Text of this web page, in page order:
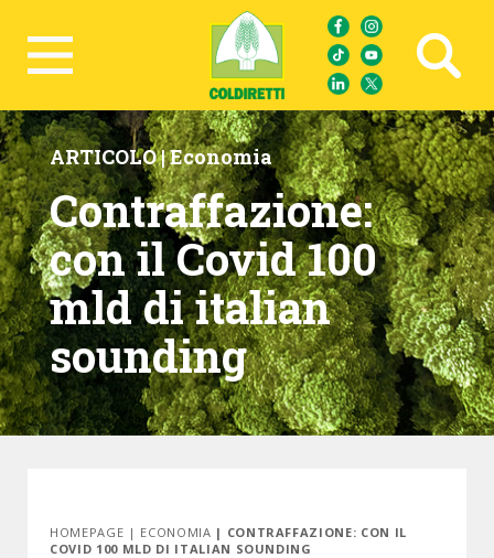
Ricerca avanzata
ARTICOLO |Economia
Contraffazione:
con il Covid 100
mld di italian
sounding
HOMEPAGE | ECONOMIA | CONTRAFFAZIONE: CON IL
COVID 100 MLD DI ITALIAN SOUNDING